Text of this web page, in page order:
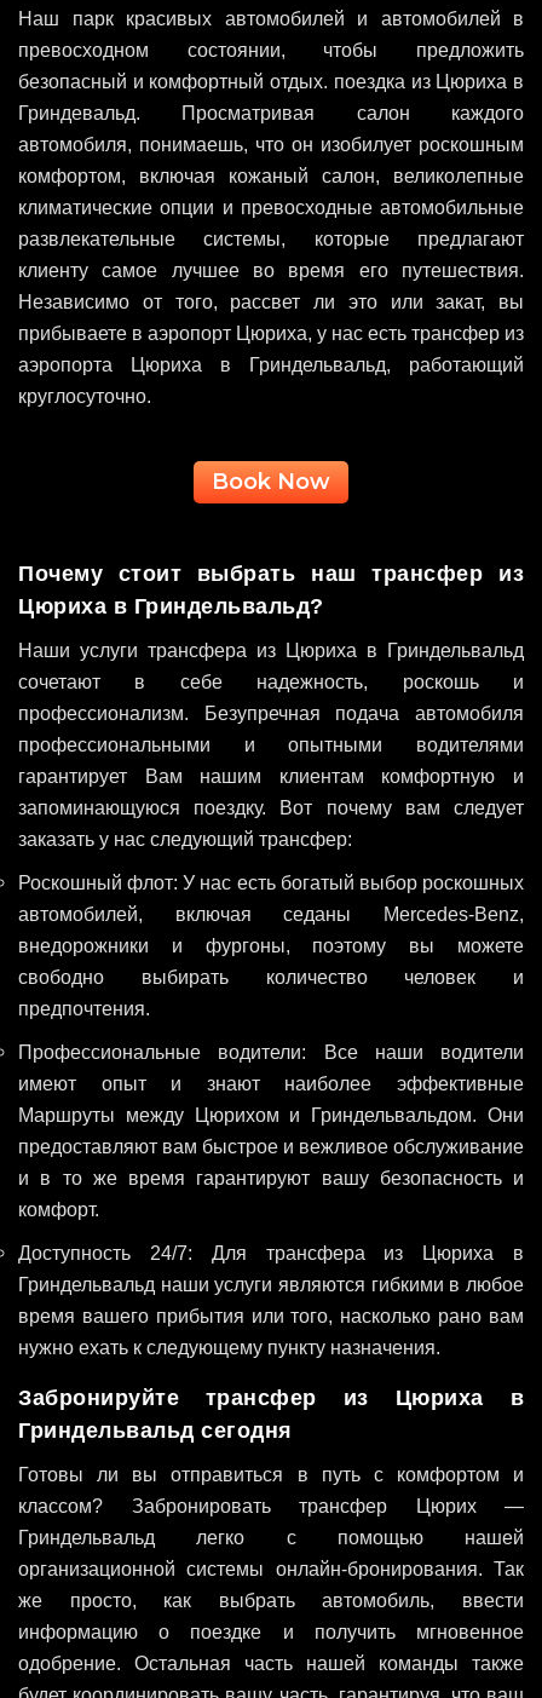
Наш парк красивых автомобилей и автомобилей в
превосходном состоянии, чтобы предложить
безопасный и комфортный отдых. поездка из Цюриха в
Гриндевальд. Просматривая салон каждого
автомобиля, понимаешь, что он изобилует роскошным
комфортом, включая кожаный салон, великолепные
климатические опции и превосходные автомобильные
развлекательные системы, которые предлагают
клиенту самое лучшее во время его путешествия.
Независимо от того, рассвет ли это или закат, вы
прибываете в аэропорт Цюриха, у нас есть трансфер из
аэропорта Цюриха в Гриндельвальд, работающий
круглосуточно.
Book Now
Почему стоит выбрать наш трансфер из
Цюриха в Гриндельвальд?
Наши услуги трансфера из Цюриха в Гриндельвальд
сочетают в себе надежность, роскошь и
профессионализм. Безупречная подача автомобиля
профессиональными и опытными водителями
гарантирует Вам нашим клиентам комфортную и
запоминающуюся поездку. Вот почему вам следует
заказать у нас следующий трансфер:
Роскошный флот: У нас есть богатый выбор роскошных
автомобилей, включая седаны Mercedes-Benz,
внедорожники и фургоны, поэтому вы можете
свободно выбирать количество человек и
предпочтения.
Профессиональные водители: Все наши водители
имеют опыт и знают наиболее эффективные
Маршруты между Цюрихом и Гриндельвальдом. Они
предоставляют вам быстрое и вежливое обслуживание
и в то же время гарантируют вашу безопасность и
комфорт.
Доступность 24/7: Для трансфера из Цюриха в
Гриндельвальд наши услуги являются гибкими в любое
время вашего прибытия или того, насколько рано вам
нужно ехать к следующему пункту назначения.
Забронируйте трансфер из Цюриха в
Гриндельвальд сегодня
Готовы ли вы отправиться в путь с комфортом и
классом? Забронировать трансфер Цюрих —
Гриндельвальд легко с помощью нашей
организационной системы онлайн-бронирования. Так
же просто, как выбрать автомобиль, ввести
информацию о поездке и получить мгновенное
одобрение. Остальная часть нашей команды также